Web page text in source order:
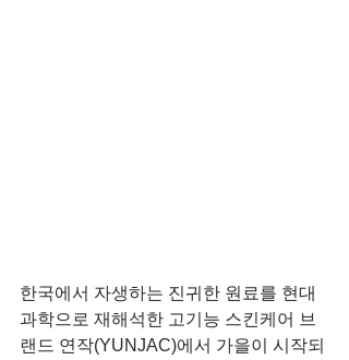
한국에서 자생하는 진귀한 원료를 현대
과학으로 재해석한 고기능 스킨케어 브
랜드 연작(YUNJAC)에서 가을이 시작되